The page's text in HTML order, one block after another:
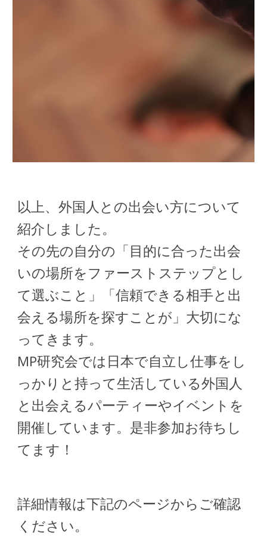
以上、外国人との出会い方について
紹介しました。
その先の自分の「目的に合った出会
いの場所をファーストステップとし
て選ぶこと」「信頼できる相手と出
会える場所を探すことが」大切にな
ってきます。
MP研究会では日本で自立し仕事をし
っかりと持って生活している外国人
と出会えるパーティーやイベントを
開催しています。是非参加お待ちし
てます！
詳細情報は下記のページからご確認
ください。